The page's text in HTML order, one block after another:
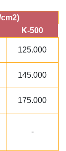
K-500
125.000
145.000
175.000
-